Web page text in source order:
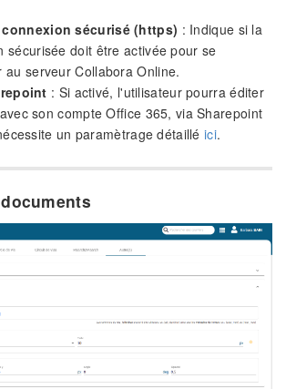
connexion sécurisé (https) : Indique si la
sécurisée doit être activée pour se
au serveur Collabora Online.
: Si activé, l'utilisateur pourra éditer
son compte Office 365, via Sharepoint
un paramètrage détailléici.